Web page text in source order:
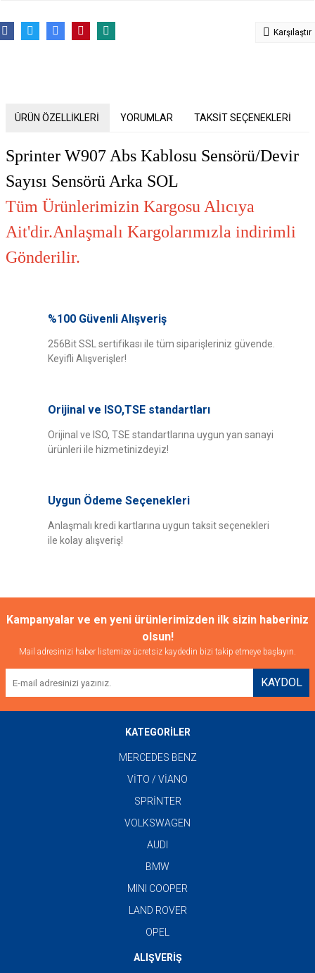
Karşılaştır
ÜRÜN ÖZELLİKLERİ YORUMLAR TAKSİT SEÇENEKLERİ
Sprinter W907 Abs Kablosu Sensörü/Devir
Sayısı Sensörü Arka SOL
Tüm Ürünlerimizin Kargosu Alıcıya
Ait'dir.Anlaşmalı Kargolarımızla indirimli
Gönderilir.
Bu ürüne ilk yorumu siz yapın!
yetersiz gördüğünüz noktaları öneri formunu kullanarak tarafımıza
iletebilirsiniz.
Görüş ve önerileriniz için teşekkür ederiz.
Ürün bilgilerinde hatalar bulunuyor.
Ürün fiyatı diğer sitelerden daha pahalı.
Bu ürüne benzer farklı alternatifler olmalı.
%100 Güvenli Alışveriş
256Bit SSL sertifikası ile tüm siparişleriniz güvende.
Keyifli Alışverişler!
Orijinal ve ISO,TSE standartları
Orijinal ve ISO, TSE standartlarına uygun yan sanayi
ürünleri ile hizmetinizdeyiz!
Uygun Ödeme Seçenekleri
Anlaşmalı kredi kartlarına uygun taksit seçenekleri
ile kolay alışveriş!
Kampanyalar ve en yeni ürünlerimizden ilk sizin haberiniz
olsun!
Mail adresinizi haber listemize ücretsiz kaydedin bizi takip etmeye başlayın.
KAYDOL
KATEGORİLER
MERCEDES BENZ
VİTO / VİANO
SPRİNTER
VOLKSWAGEN
AUDI
BMW
MINI COOPER
LAND ROVER
OPEL
ALIŞVERİŞ